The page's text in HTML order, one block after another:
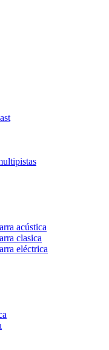
acústica
clasica
eléctrica